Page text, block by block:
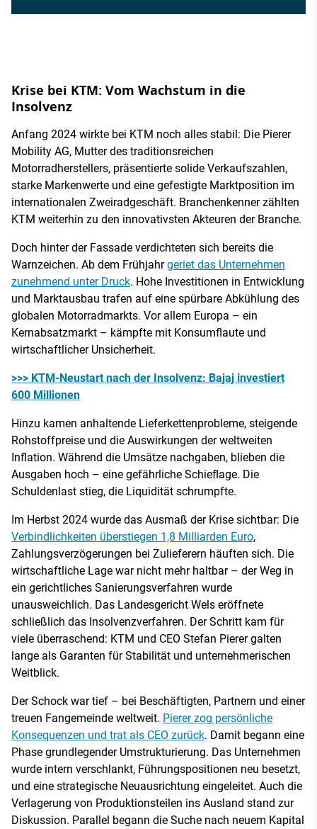
Krise bei KTM: Vom Wachstum in die
Insolvenz
Anfang 2024 wirkte bei KTM noch alles stabil: Die Pierer
Mobility AG, Mutter des traditionsreichen
Motorradherstellers, präsentierte solide Verkaufszahlen,
starke Markenwerte und eine gefestigte Marktposition im
internationalen Zweiradgeschäft. Branchenkenner zählten
KTM weiterhin zu den innovativsten Akteuren der Branche.
Doch hinter der Fassade verdichteten sich bereits die
Warnzeichen. Ab dem Frühjahrgeriet das Unternehmen
zunehmend unter Druck. Hohe Investitionen in Entwicklung
und Marktausbau trafen auf eine spürbare Abkühlung des
globalen Motorradmarkts. Vor allem Europa – ein
Kernabsatzmarkt – kämpfte mit Konsumflaute und
wirtschaftlicher Unsicherheit.
>>> KTM-Neustart nach der Insolvenz: Bajaj investiert
600 Millionen
Hinzu kamen anhaltende Lieferkettenprobleme, steigende
Rohstoffpreise und die Auswirkungen der weltweiten
Inflation. Während die Umsätze nachgaben, blieben die
Ausgaben hoch – eine gefährliche Schieflage. Die
Schuldenlast stieg, die Liquidität schrumpfte.
Im Herbst 2024 wurde das Ausmaß der Krise sichtbar: Die
Verbindlichkeiten überstiegen 1,8 Milliarden Euro,
Zahlungsverzögerungen bei Zulieferern häuften sich. Die
wirtschaftliche Lage war nicht mehr haltbar – der Weg in
ein gerichtliches Sanierungsverfahren wurde
unausweichlich. Das Landesgericht Wels eröffnete
schließlich das Insolvenzverfahren. Der Schritt kam für
viele überraschend: KTM und CEO Stefan Pierer galten
lange als Garanten für Stabilität und unternehmerischen
Weitblick.
Der Schock war tief – bei Beschäftigten, Partnern und einer
treuen Fangemeinde weltweit. Pierer zog persönliche
Konsequenzen und trat als CEO zurück. Damit begann eine
Phase grundlegender Umstrukturierung. Das Unternehmen
wurde intern verschlankt, Führungspositionen neu besetzt,
und eine strategische Neuausrichtung eingeleitet. Auch die
Verlagerung von Produktionsteilen ins Ausland stand zur
Diskussion. Parallel begann die Suche nach neuem Kapital